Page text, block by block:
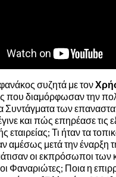
συζητά με τον
που διαμόρφωσαν την
Συντάγματα των
και πώς επηρέασε τις
εταιρείας; Τι ήταν τα
αμέσως μετά την έναρξη
οι εκπρόσωποι των
Φαναριώτες; Ποια η